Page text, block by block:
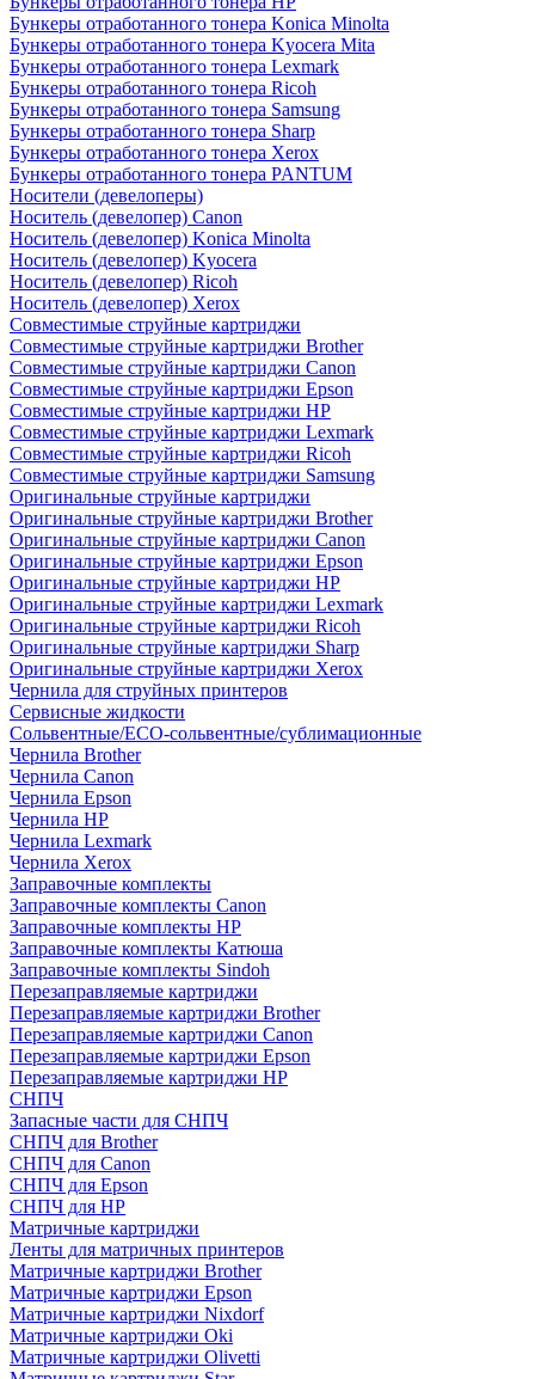
Бункеры отработанного тонера Konica Minolta
Бункеры отработанного тонера Kyocera Mita
Бункеры отработанного тонера Lexmark
Бункеры отработанного тонера Ricoh
Бункеры отработанного тонера Samsung
Бункеры отработанного тонера Sharp
Бункеры отработанного тонера Xerox
Бункеры отработанного тонера PANTUM
Носители (девелоперы)
Носитель (девелопер) Canon
Носитель (девелопер) Konica Minolta
Носитель (девелопер) Kyocera
Носитель (девелопер) Ricoh
Носитель (девелопер) Xerox
Совместимые струйные картриджи
Совместимые струйные картриджи Brother
Совместимые струйные картриджи Canon
Совместимые струйные картриджи Epson
Совместимые струйные картриджи HP
Совместимые струйные картриджи Lexmark
Совместимые струйные картриджи Ricoh
Совместимые струйные картриджи Samsung
Оригинальные струйные картриджи
Оригинальные струйные картриджи Brother
Оригинальные струйные картриджи Canon
Оригинальные струйные картриджи Epson
Оригинальные струйные картриджи HP
Оригинальные струйные картриджи Lexmark
Оригинальные струйные картриджи Ricoh
Оригинальные струйные картриджи Sharp
Оригинальные струйные картриджи Xerox
Чернила для струйных принтеров
Сервисные жидкости
Сольвентные/ECO-сольвентные/сублимационные
Чернила Brother
Чернила Canon
Чернила Epson
Чернила HP
Чернила Lexmark
Чернила Xerox
Заправочные комплекты
Заправочные комплекты Canon
Заправочные комплекты HP
Заправочные комплекты Катюша
Заправочные комплекты Sindoh
Перезаправляемые картриджи
Перезаправляемые картриджи Brother
Перезаправляемые картриджи Canon
Перезаправляемые картриджи Epson
Перезаправляемые картриджи HP
СНПЧ
Запасные части для СНПЧ
СНПЧ для Brother
СНПЧ для Canon
СНПЧ для Epson
СНПЧ для HP
Матричные картриджи
Ленты для матричных принтеров
Матричные картриджи Brother
Матричные картриджи Epson
Матричные картриджи Nixdorf
Матричные картриджи Oki
Матричные картриджи Olivetti